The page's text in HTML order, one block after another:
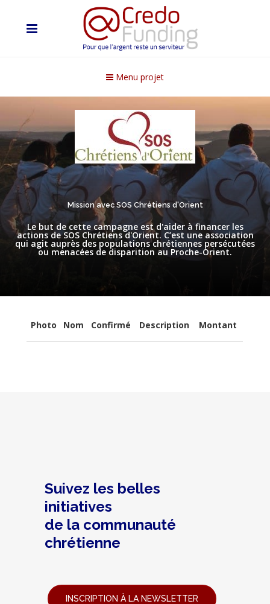
Menu projet
Mission avec SOS Chrétiens d'Orient
Le but de cette campagne est d'aider à financer les
actions de SOS Chrétiens d'Orient. C’est une association
qui agit auprès des populations chrétiennes persécutées
ou menacées de disparition au Proche-Orient.
Photo Nom Confirmé Description Montant
Suivez les belles
initiatives
de la communauté
chrétienne
INSCRIPTION À LA NEWSLETTER